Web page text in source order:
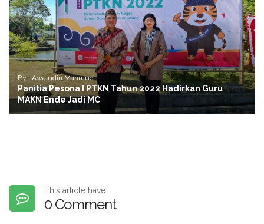
By : Awaludin Mahmud
Panitia Pesona I PTKN Tahun 2022 Hadirkan Guru
MAKN Ende Jadi MC
This article have
0 Comment